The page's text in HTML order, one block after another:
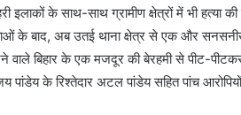
इलाकों के साथ-साथ ग्रामीण क्षेत्रों में भी हत्या
के बाद, अब उतई थाना क्षेत्र से एक और
वाले बिहार के एक मजदूर की बेरहमी से पीट-
के रिश्तेदार अटल पांडेय सहित पांच